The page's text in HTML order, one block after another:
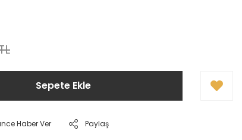
Sepete Ekle
Haber Ver Paylaş